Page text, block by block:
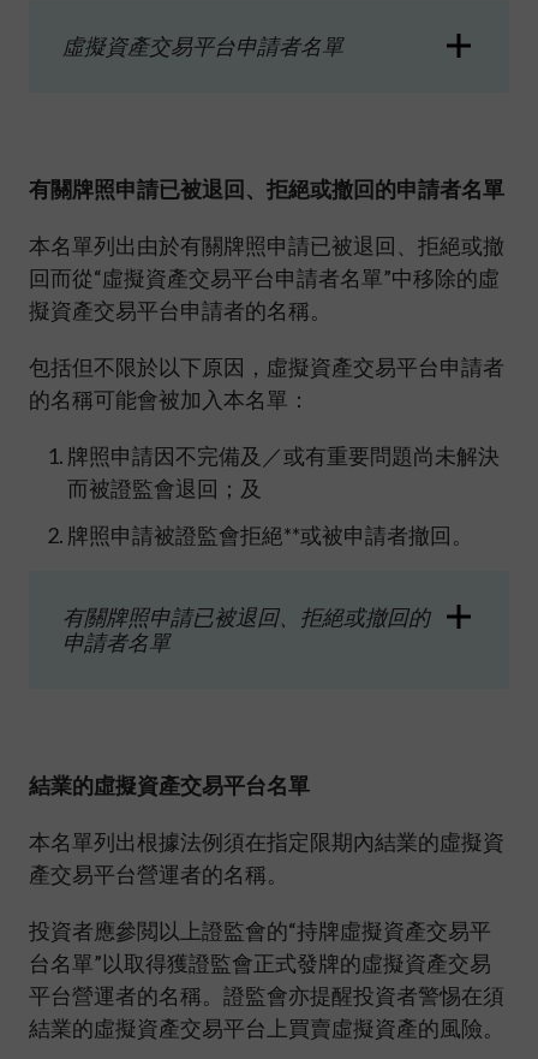
虛擬資產交易平台申請者名單
有關牌照申請已被退回、拒絕或撤回的申請者名單
本名單列出由於有關牌照申請已被退回、拒絕或撤
回而從“虛擬資產交易平台申請者名單”中移除的虛
擬資產交易平台申請者的名稱。
包括但不限於以下原因，虛擬資產交易平台申請者
的名稱可能會被加入本名單：
牌照申請因不完備及／或有重要問題尚未解決
而被證監會退回；及
牌照申請被證監會拒絕**或被申請者撤回。
有關牌照申請已被退回、拒絕或撤回的
申請者名單
結業的虛擬資產交易平台名單
本名單列出根據法例須在指定限期內結業的虛擬資
產交易平台營運者的名稱。
投資者應參閲以上證監會的“持牌虛擬資產交易平
台名單”以取得獲證監會正式發牌的虛擬資產交易
平台營運者的名稱。證監會亦提醒投資者警惕在須
結業的虛擬資產交易平台上買賣虛擬資產的風險。